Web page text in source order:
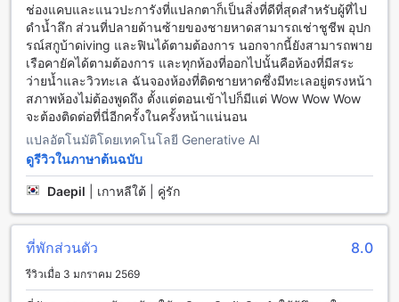
เดอะ นาคา ภูเก็ต วิลลา (มาตรฐาน SHA Plus+) มีสิ่งอำนวย
ความสะดวกในห้องที่ทันสมัยและครบครันเพื่อให้คุณรู้สึกอุ่นใจ
และสบายใจตลอดการพักผ่อนของคุณ ทุกห้องพักมีเครื่องปรับ
อากาศเพื่อให้คุณสามารถควบคุมอุณหภูมิในห้องได้อย่างสบาย
นอกจากนี้ยังมีโทรทัศน์ที่มีช่องสัญญาณดาวเทียม/เคเบิลทีวีและ
เครื่องเล่นภาพยนตร์ในห้องเพื่อให้คุณสามารถรับชมภาพยนตร์
หรือรายการทีวีที่คุณชื่นชอบได้ในสบายเสมอ นอกจากนี้ยังมี
ห้องน้ำส่วนตัวที่มีเสื้อผ้าคลุมอาบน้ำและเครื่องเป่าผมเพื่อความ
สะดวกสบายของคุณ ไม่ว่าจะเป็นการพักผ่อนหรือเดินทางเพื่อ
ธุรกิจ เดอะ นาคา ภูเก็ต วิลลา (มาตรฐาน SHA Plus+) จะมีสิ่ง
อำนวยความสะดวกในห้องที่คุณต้องการ
สิ่งอำนวยความสะดวกอาหารและเครื่องดื่มที่เดอะ นาคา ภูเก็ต
วิลลา (มาตรฐาน SHA Plus+)
เดอะ นาคา ภูเก็ต วิลลา (มาตรฐาน SHA Plus+) มีสิ่งอำนวย
ช่องแคบและแนวปะการังที่แปลกตาก็เป็นสิ่งที่ดีที่สุดสำหรับผู้ที่ไป
ดำน้ำลึก ส่วนที่ปลายด้านซ้ายของชายหาดสามารถเช่าชูชีพ อุปก
รณ์สกูบ้าดiving และฟินได้ตามต้องการ นอกจากนี้ยังสามารถพาย
เรือคายัคได้ตามต้องการ และทุกห้องที่ออกไปนั้นคือห้องที่มีสระ
ว่ายน้ำและวิวทะเล ฉันจองห้องที่ติดชายหาดซึ่งมีทะเลอยู่ตรงหน้า
สภาพห้องไม่ต้องพูดถึง ตั้งแต่ตอนเข้าไปก็มีแต่ Wow Wow Wow
จะต้องติดต่อที่นี่อีกครั้งในครั้งหน้าแน่นอน
แปลอัตโนมัติโดยเทคโนโลยี Generative AI
ดูรีวิวในภาษาต้นฉบับ
Daepil เกาหลีใต้ | คู่รัก
ที่พักส่วนตัว 8.0
รีวิวเมื่อ 3 มกราคม 2569